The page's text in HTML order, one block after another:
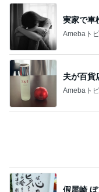
どうしても食べたかった
ブロッコ